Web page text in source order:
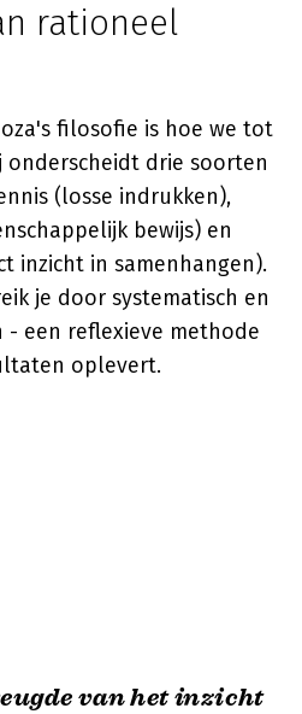
rationeel
filosofie is hoe we tot
onderscheidt drie soorten
(losse indrukken),
bewijs) en
inzicht in samenhangen).
je door systematisch en
- een reflexieve methode
oplevert.
van het inzicht